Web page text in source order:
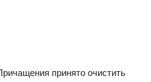
принято очистить